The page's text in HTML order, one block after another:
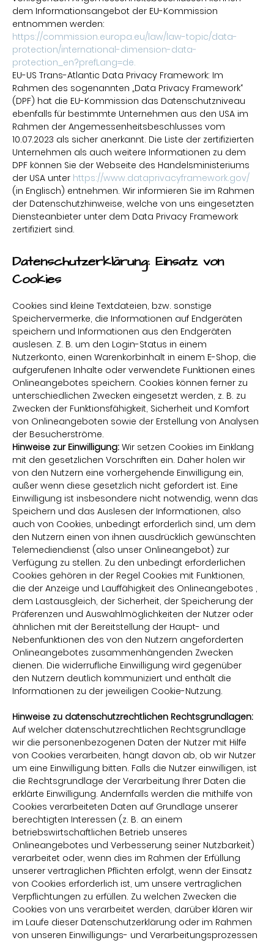
dem Informationsangebot der EU-Kommission
entnommen werden:
https://commission.europa.eu/law/law-topic/data-
protection/international-dimension-data-
protection_en?prefLang=de.
EU-US Trans-Atlantic Data Privacy Framework: Im
Rahmen des sogenannten „Data Privacy Framework“
(DPF) hat die EU-Kommission das Datenschutzniveau
ebenfalls für bestimmte Unternehmen aus den USA im
Rahmen der Angemessenheitsbeschlusses vom
10.07.2023 als sicher anerkannt. Die Liste der zertifizierten
Unternehmen als auch weitere Informationen zu dem
DPF können Sie der Webseite des Handelsministeriums
der USA unter https://www.dataprivacyframework.gov/
(in Englisch) entnehmen. Wir informieren Sie im Rahmen
der Datenschutzhinweise, welche von uns eingesetzten
Diensteanbieter unter dem Data Privacy Framework
zertifiziert sind.
Datenschutzerklärung: Einsatz von
Cookies
Cookies sind kleine Textdateien, bzw. sonstige
Speichervermerke, die Informationen auf Endgeräten
speichern und Informationen aus den Endgeräten
auslesen. Z. B. um den Login-Status in einem
Nutzerkonto, einen Warenkorbinhalt in einem E-Shop, die
aufgerufenen Inhalte oder verwendete Funktionen eines
Onlineangebotes speichern. Cookies können ferner zu
unterschiedlichen Zwecken eingesetzt werden, z. B. zu
Zwecken der Funktionsfähigkeit, Sicherheit und Komfort
von Onlineangeboten sowie der Erstellung von Analysen
der Besucherströme.
Hinweise zur Einwilligung: Wir setzen Cookies im Einklang
mit den gesetzlichen Vorschriften ein. Daher holen wir
von den Nutzern eine vorhergehende Einwilligung ein,
außer wenn diese gesetzlich nicht gefordert ist. Eine
Einwilligung ist insbesondere nicht notwendig, wenn das
Speichern und das Auslesen der Informationen, also
auch von Cookies, unbedingt erforderlich sind, um dem
den Nutzern einen von ihnen ausdrücklich gewünschten
Telemediendienst (also unser Onlineangebot) zur
Verfügung zu stellen. Zu den unbedingt erforderlichen
Cookies gehören in der Regel Cookies mit Funktionen,
die der Anzeige und Lauffähigkeit des Onlineangebotes ,
dem Lastausgleich, der Sicherheit, der Speicherung der
Präferenzen und Auswahlmöglichkeiten der Nutzer oder
ähnlichen mit der Bereitstellung der Haupt- und
Nebenfunktionen des von den Nutzern angeforderten
Onlineangebotes zusammenhängenden Zwecken
dienen. Die widerrufliche Einwilligung wird gegenüber
den Nutzern deutlich kommuniziert und enthält die
Informationen zu der jeweiligen Cookie-Nutzung.
Hinweise zu datenschutzrechtlichen Rechtsgrundlagen:
Auf welcher datenschutzrechtlichen Rechtsgrundlage
wir die personenbezogenen Daten der Nutzer mit Hilfe
von Cookies verarbeiten, hängt davon ab, ob wir Nutzer
um eine Einwilligung bitten. Falls die Nutzer einwilligen, ist
die Rechtsgrundlage der Verarbeitung Ihrer Daten die
erklärte Einwilligung. Andernfalls werden die mithilfe von
Cookies verarbeiteten Daten auf Grundlage unserer
berechtigten Interessen (z. B. an einem
betriebswirtschaftlichen Betrieb unseres
Onlineangebotes und Verbesserung seiner Nutzbarkeit)
verarbeitet oder, wenn dies im Rahmen der Erfüllung
unserer vertraglichen Pflichten erfolgt, wenn der Einsatz
von Cookies erforderlich ist, um unsere vertraglichen
Verpflichtungen zu erfüllen. Zu welchen Zwecken die
Cookies von uns verarbeitet werden, darüber klären wir
im Laufe dieser Datenschutzerklärung oder im Rahmen
von unseren Einwilligungs- und Verarbeitungsprozessen